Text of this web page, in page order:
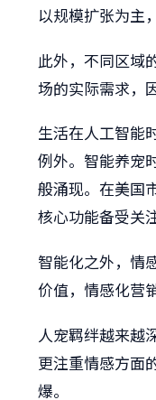
以规模扩张为主
此外，不同区域
场的实际需求，
生活在人工智能
例外。智能养宠
般涌现。在美国
核心功能备受关注
智能化之外，情
价值，情感化营
人宠羁绊越来越
更注重情感方面
爆。